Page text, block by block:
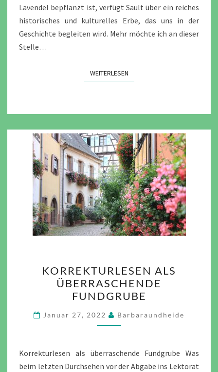
Lavendel bepflanzt ist, verfügt Sault über ein reiches
historisches und kulturelles Erbe, das uns in der
Geschichte begleiten wird. Mehr möchte ich an dieser
Stelle…
WEITERLESENWEITERLESEN
ALS
ÜBERRASCHENDE
FUNDGRUBE
KORREKTURLESEN ALS
ÜBERRASCHENDE
FUNDGRUBE
Januar 27, 2022 Barbaraundheide
Korrekturlesen als überraschende Fundgrube Was
beim letzten Durchsehen vor der Abgabe ins Lektorat